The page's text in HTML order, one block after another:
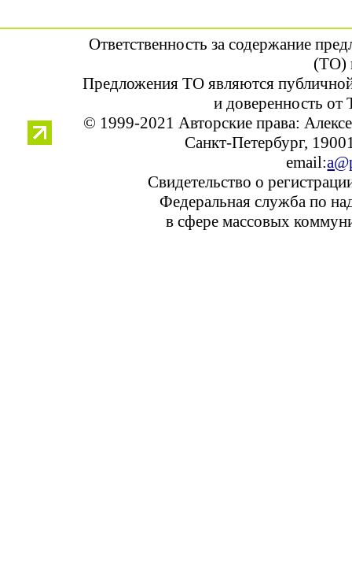
Ответственность за содержание
(ТО)
Предложения ТО являются
и доверенность от
© 1999-2021 Авторские права:
Санкт-Петербург,
email:
Свидетельство о
Федеральная служба по
в сфере массовых